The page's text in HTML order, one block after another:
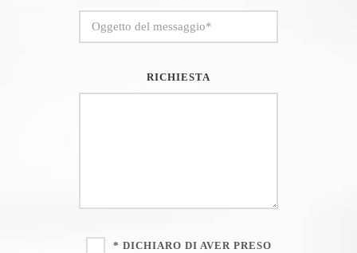
RICHIESTA
* DICHIARO DI AVER PRESO